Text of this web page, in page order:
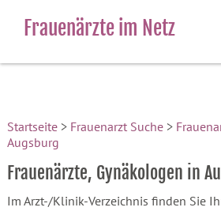
Frauenärzte im Netz
Startseite> Frauenarzt Suche>
Augsburg
Frauenärzte, Gynäkologen in
Im Arzt-/Klinik-Verzeichnis finden Sie